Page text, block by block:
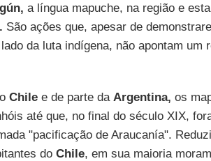
a língua mapuche, na região e
São ações que, apesar de
da luta indígena, não apontam um
Chilee de parte da Argentina, os
até que, no final do século XIX,
"pacificação de Araucanía".
do Chile, em sua maioria